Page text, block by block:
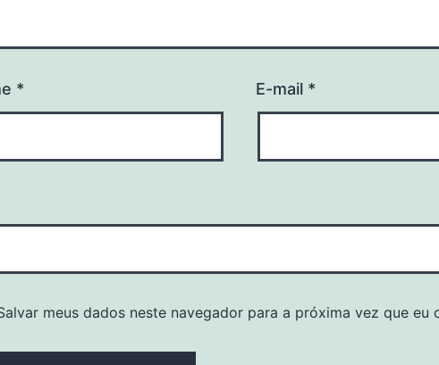
* E-mail *
meus dados neste navegador para a próxima vez que eu